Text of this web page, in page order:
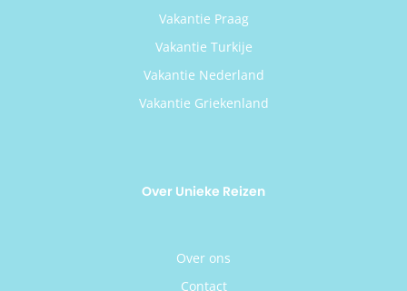
Vakantie Praag
Vakantie Turkije
Vakantie Nederland
Vakantie Griekenland
Over Unieke Reizen
Over ons
Contact